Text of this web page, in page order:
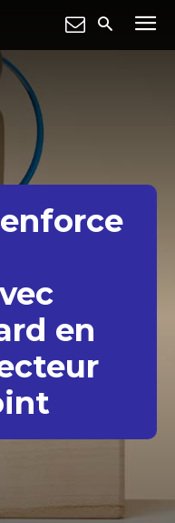
en